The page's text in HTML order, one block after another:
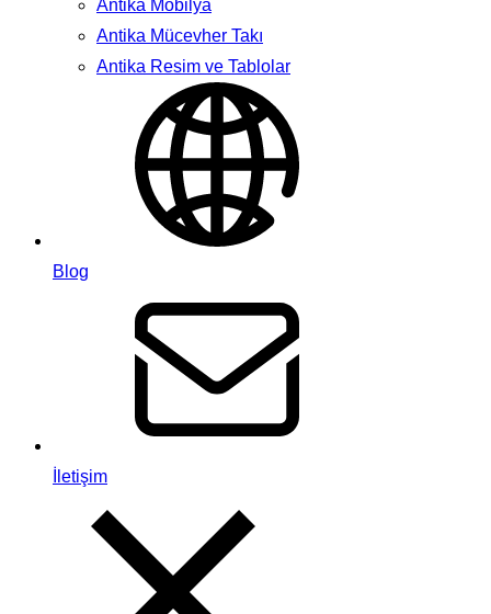
Antika Mobilya
Antika Mücevher Takı
Antika Resim ve Tablolar
Blog
İletişim